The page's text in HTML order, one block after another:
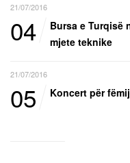
21/07/2016
04
Bursa e Turqisë
mjete teknike
21/07/2016
05 Koncert për